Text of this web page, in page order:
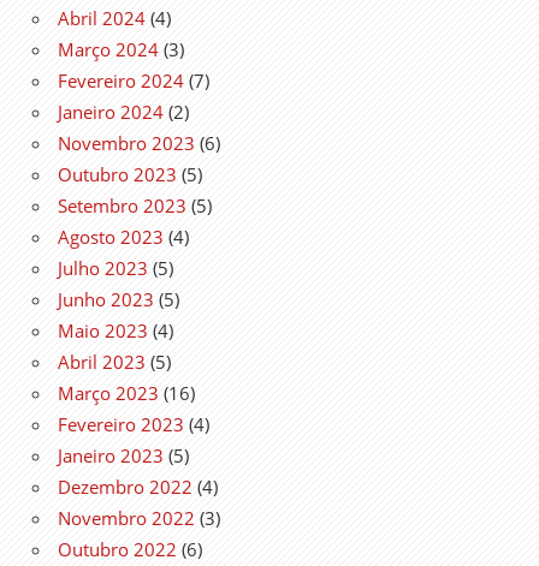
Abril 2024 (4)
Março 2024 (3)
Fevereiro 2024 (7)
Janeiro 2024 (2)
Novembro 2023 (6)
Outubro 2023 (5)
Setembro 2023 (5)
Agosto 2023 (4)
Julho 2023 (5)
Junho 2023 (5)
Maio 2023 (4)
Abril 2023 (5)
Março 2023 (16)
Fevereiro 2023 (4)
Janeiro 2023 (5)
Dezembro 2022 (4)
Novembro 2022 (3)
Outubro 2022 (6)